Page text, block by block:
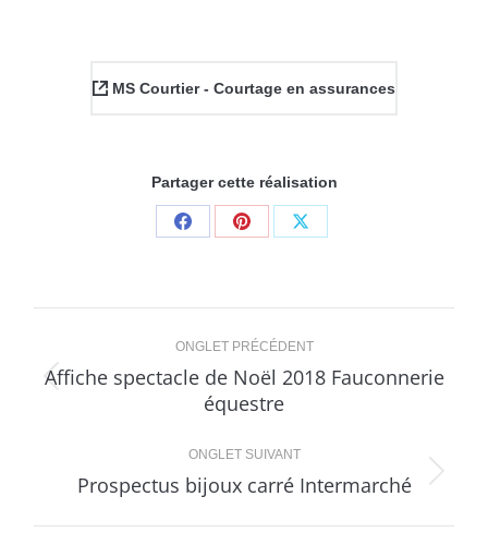
MS Courtier - Courtage en assurances
Partager cette réalisation
Share
Share
Share
Navigation
de
commentaire
ONGLET PRÉCÉDENT
Onglet
précédent
Affiche spectacle de Noël 2018 Fauconnerie
équestre
ONGLET SUIVANT
Projets
Prospectus bijoux carré Intermarché